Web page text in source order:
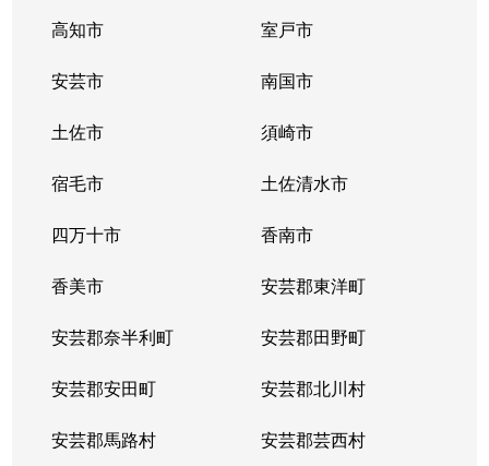
高知市 室戸市
安芸市 南国市
土佐市 須崎市
宿毛市 土佐清水市
四万十市 香南市
香美市 安芸郡東洋町
安芸郡奈半利町 安芸郡田野町
安芸郡安田町 安芸郡北川村
安芸郡馬路村 安芸郡芸西村